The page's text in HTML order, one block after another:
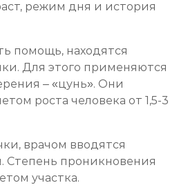
режим дня и история
помощь, находятся
Для этого применяются
– «цунь». Они
роста человека от 1,5-3
врачом вводятся
Степень проникновения
участка.